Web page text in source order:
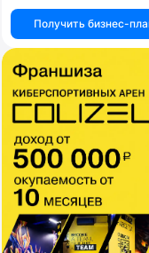
Получить бизнес-